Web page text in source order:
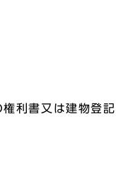
利書又は建物登